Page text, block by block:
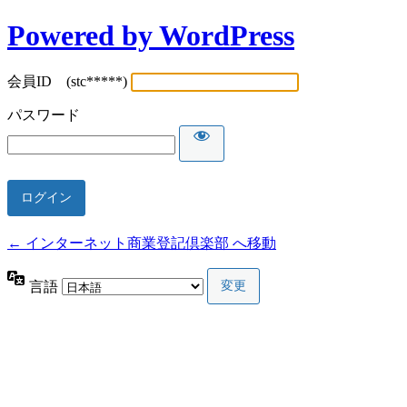
Powered by WordPress
会員ID (stc*****)
パスワード
← インターネット商業登記倶楽部 へ移動
言語